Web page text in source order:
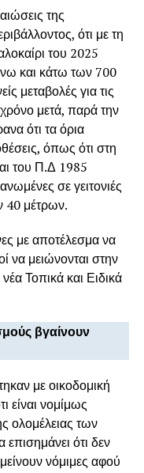
της
ότι με τη
του 2025
και κάτω των 700
μεταβολές για τις
μετά, παρά την
ότι τα όρια
όπως ότι στη
του Π.Δ 1985
σε γειτονιές
40 μέτρων.
με αποτέλεσμα να
να μειώνονται στην
Τοπικά και Ειδικά
βγαίνουν
με οικοδομική
είναι νομίμως
ολομέλειας των
ότι δεν
νόμιμες αφού